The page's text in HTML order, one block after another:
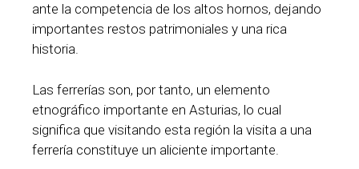
ante la competencia de los altos hornos, dejando
importantes restos patrimoniales y una rica
historia.
Las ferrerías son, por tanto, un elemento
etnográfico importante en Asturias, lo cual
significa que visitando esta región la visita a una
ferrería constituye un aliciente importante.